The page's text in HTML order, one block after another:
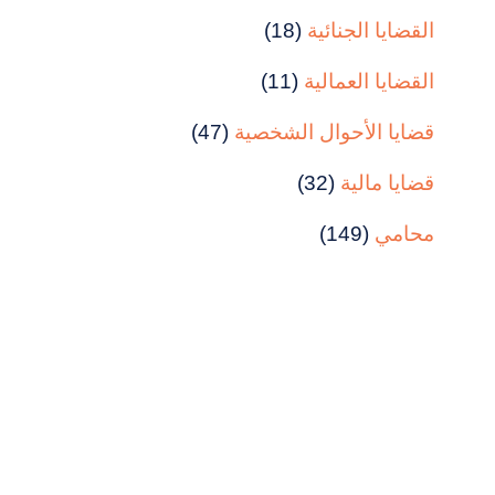
القضايا الجنائية (18)
القضايا العمالية (11)
قضايا الأحوال الشخصية (47)
قضايا مالية (32)
محامي (149)